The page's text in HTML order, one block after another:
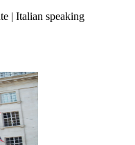
| Italian speaking